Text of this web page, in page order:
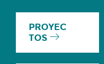
PROYEC
TOS